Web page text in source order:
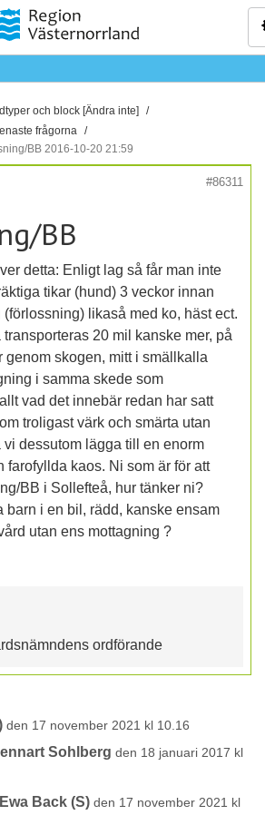
och block [Ändra inte]
frågorna
BB 2016-10-20 21:59
#86311
BB
detta: Enligt lag så får man inte
tikar (hund) 3 veckor innan
likaså med ko, häst ect.
20 mil kanske mer, på
genom skogen, mitt i smällkalla
i samma skede som
vad det innebär redan har satt
troligast värk och smärta utan
dessutom lägga till en enorm
farofyllda kaos. Ni som är för att
BB i Sollefteå, hur tänker ni?
barn i en bil, rädd, kanske ensam
utan ens mottagning ?
ordförande
den 17 november 2021 kl 10.16
Sohlberg den 18 januari 2017 kl
Ewa Back (S) den 17 november 2021 kl